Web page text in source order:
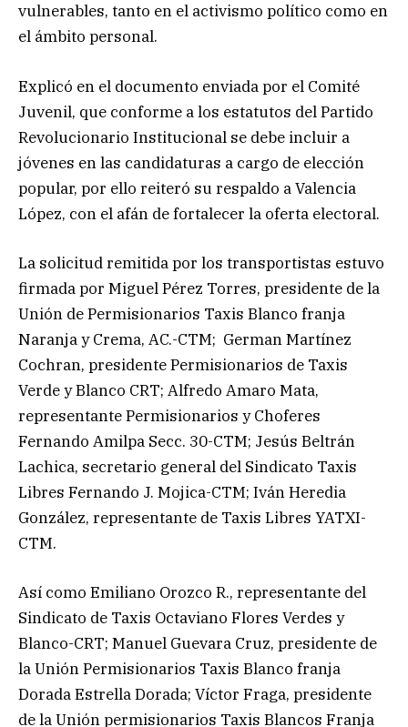
vulnerables, tanto en el activismo político como en
el ámbito personal.
Explicó en el documento enviada por el Comité
Juvenil, que conforme a los estatutos del Partido
Revolucionario Institucional se debe incluir a
jóvenes en las candidaturas a cargo de elección
popular, por ello reiteró su respaldo a Valencia
López, con el afán de fortalecer la oferta electoral.
La solicitud remitida por los transportistas estuvo
firmada por Miguel Pérez Torres, presidente de la
Unión de Permisionarios Taxis Blanco franja
Naranja y Crema, AC.-CTM; German Martínez
Cochran, presidente Permisionarios de Taxis
Verde y Blanco CRT; Alfredo Amaro Mata,
representante Permisionarios y Choferes
Fernando Amilpa Secc. 30-CTM; Jesús Beltrán
Lachica, secretario general del Sindicato Taxis
Libres Fernando J. Mojica-CTM; Iván Heredia
González, representante de Taxis Libres YATXI-
CTM.
Así como Emiliano Orozco R., representante del
Sindicato de Taxis Octaviano Flores Verdes y
Blanco-CRT; Manuel Guevara Cruz, presidente de
la Unión Permisionarios Taxis Blanco franja
Dorada Estrella Dorada; Víctor Fraga, presidente
de la Unión permisionarios Taxis Blancos Franja